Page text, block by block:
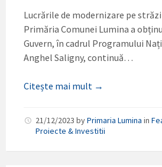
Lucrările de modernizare pe
Primăria Comunei Lumina a
Guvern, în cadrul Programului
Anghel Saligny, continuă…
Citește mai mult →
21/12/2023 byPrimaria Lumina in
Proiecte & Investitii